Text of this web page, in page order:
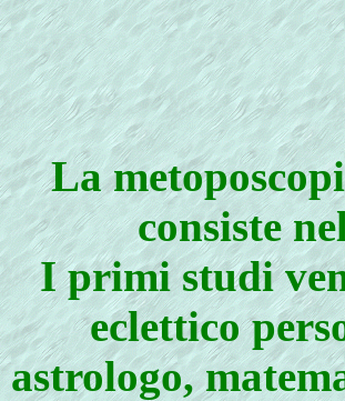
La
consiste
I primi studi
eclettico
astrologo,